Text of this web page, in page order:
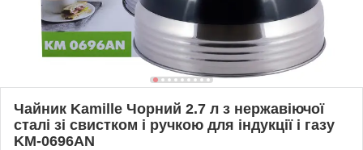
Чайник Kamille Чорний 2.7 л з нержавіючої
сталі зі свистком і ручкою для індукції і газу
KM-0696AN